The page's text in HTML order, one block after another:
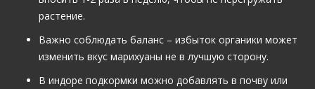
растение.
Важно соблюдать баланс – избыток органики может
изменить вкус марихуаны не в лучшую сторону.
В индоре подкормки можно добавлять в почву или